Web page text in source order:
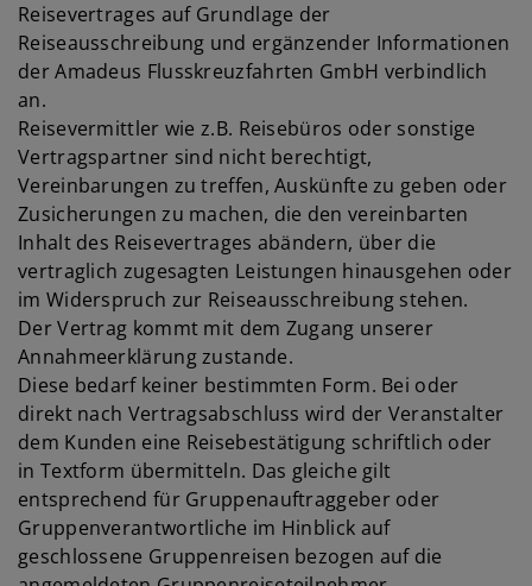
Reisevertrages auf Grundlage der
Reiseausschreibung und ergänzender Informationen
der Amadeus Flusskreuzfahrten GmbH verbindlich
an.
Reisevermittler wie z.B. Reisebüros oder sonstige
Vertragspartner sind nicht berechtigt,
Vereinbarungen zu treffen, Auskünfte zu geben oder
Zusicherungen zu machen, die den vereinbarten
Inhalt des Reisevertrages abändern, über die
vertraglich zugesagten Leistungen hinausgehen oder
im Widerspruch zur Reiseausschreibung stehen.
Der Vertrag kommt mit dem Zugang unserer
Annahmeerklärung zustande.
Diese bedarf keiner bestimmten Form. Bei oder
direkt nach Vertragsabschluss wird der Veranstalter
dem Kunden eine Reisebestätigung schriftlich oder
in Textform übermitteln. Das gleiche gilt
entsprechend für Gruppenauftraggeber oder
Gruppenverantwortliche im Hinblick auf
geschlossene Gruppenreisen bezogen auf die